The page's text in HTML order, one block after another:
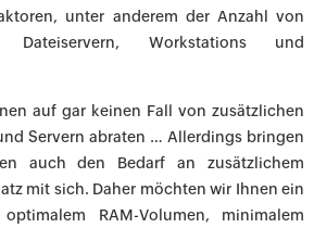
unter anderem der Anzahl von
Dateiservern, Workstations und
auf gar keinen Fall von zusätzlichen
Servern abraten … Allerdings bringen
auch den Bedarf an zusätzlichem
mit sich. Daher möchten wir Ihnen ein
RAM-Volumen, minimalem